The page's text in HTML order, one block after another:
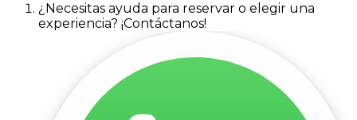
¿Necesitas ayuda para reservar o elegir una
experiencia? ¡Contáctanos!